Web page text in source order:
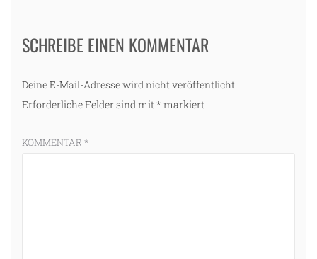
SCHREIBE EINEN KOMMENTAR
Deine E-Mail-Adresse wird nicht veröffentlicht.
Erforderliche Felder sind mit * markiert
KOMMENTAR *